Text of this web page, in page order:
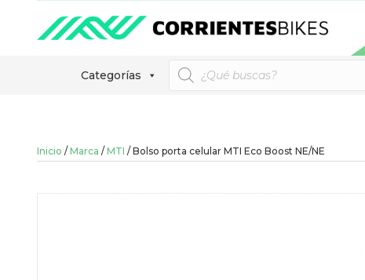
Categorías
Búsqueda
de
productos
Inicio / Marca / MTI / Bolso porta celular MTI Eco Boost NE/NE